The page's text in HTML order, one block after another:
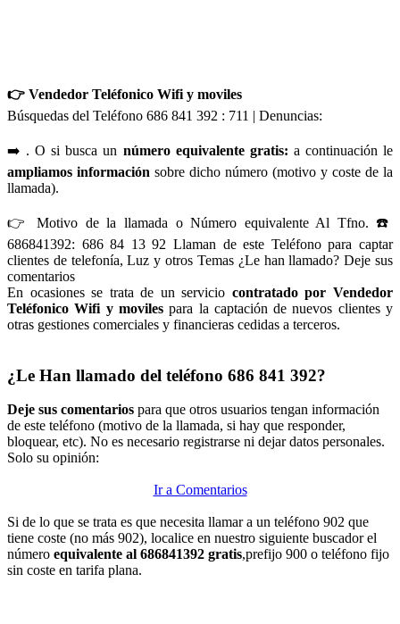
👉 Vendedor Teléfonico Wifi y moviles
Búsquedas del Teléfono 686 841 392 : 711 | Denuncias:
➡️ . O si busca un número equivalente gratis: a continuación le
ampliamos información sobre dicho número (motivo y coste de la
llamada).
👉 Motivo de la llamada o Número equivalente Al Tfno. ☎️
686841392: 686 84 13 92 Llaman de este Teléfono para captar
clientes de telefonía, Luz y otros Temas ¿Le han llamado? Deje sus
comentarios
En ocasiones se trata de un servicio contratado por Vendedor
Teléfonico Wifi y movilespara la captación de nuevos clientes y
otras gestiones comerciales y financieras cedidas a terceros.
¿Le Han llamado del teléfono 686 841 392?
Deje sus comentarios para que otros usuarios tengan información
de este teléfono (motivo de la llamada, si hay que responder,
bloquear, etc). No es necesario registrarse ni dejar datos personales.
Solo su opinión:
Ir a Comentarios
Si de lo que se trata es que necesita llamar a un teléfono 902 que
tiene coste (no más 902), localice en nuestro siguiente buscador el
número equivalente al 686841392 gratis,prefijo 900 o teléfono fijo
sin coste en tarifa plana.